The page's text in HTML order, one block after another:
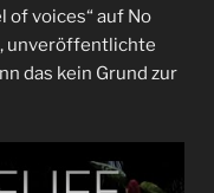
of voices“ auf No
unveröffentlichte
das kein Grund zur